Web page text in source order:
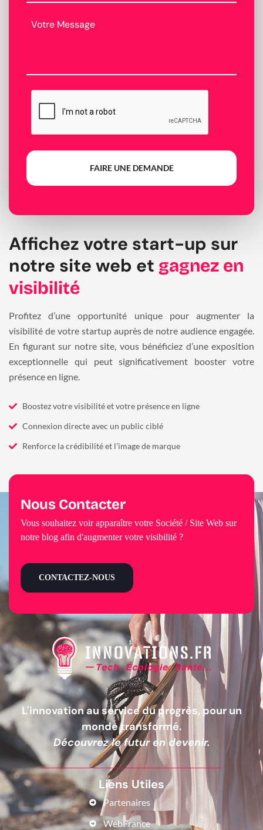
FAIRE UNE DEMANDE
Affichez votre start-up sur
notre site web et gagnez en
visibilité
Profitez d’une opportunité unique pour augmenter la
visibilité de votre startup auprès de notre audience engagée.
En figurant sur notre site, vous bénéficiez d’une exposition
exceptionnelle qui peut significativement booster votre
présence en ligne.
Boostez votre visibilité et votre présence en ligne
Connexion directe avec un public ciblé
Renforce la crédibilité et l'image de marque
L'innovation au service du progrès, pour un
monde transformé.
Découvrez le futur en devenir.
Liens Utiles
Partenaires
WebFrance
Nous Contacter
Vous souhaitez voir apparaître votre Société / Site Web sur
notre blog afin d'augmenter votre visibilité ?
CONTACTEZ-NOUS